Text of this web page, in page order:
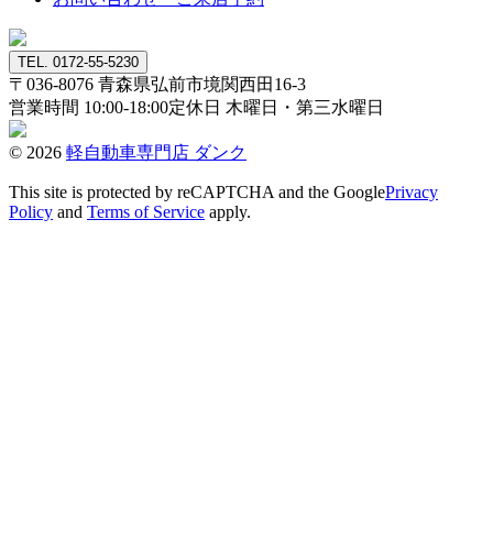
TEL. 0172-55-5230
〒036-8076 青森県弘前市境関西田16-3
営業時間 10:00-18:00定休日 木曜日・第三水曜日
© 2026 軽自動車専門店 ダンク
This site is protected by reCAPTCHA and the GooglePrivacy
Policy and Terms of Service apply.